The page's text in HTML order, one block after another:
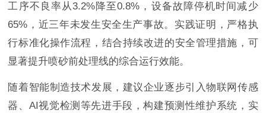
工序不良率从3.2%降至0.8%，设备故障停机时间减少
65%，近三年未发生安全生产事故。实践证明，严格执
行标准化操作流程，结合持续改进的安全管理措施，可
显著提升喷砂前处理线的综合运行效能。
随着智能制造技术发展，建议企业逐步引入物联网传感
器、AI视觉检测等先进手段，构建预测性维护系统，实